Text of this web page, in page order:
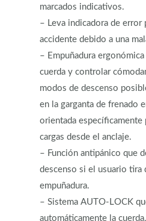
marcados indicativos.
– Leva indicadora de
accidente debido a una
– Empuñadura
cuerda y controlar
modos de descenso
en la garganta de frenado
orientada específicamente
cargas desde el anclaje.
– Función antipánico que
descenso si el usuario tira
empuñadura.
– Sistema AUTO-LOCK
automáticamente la